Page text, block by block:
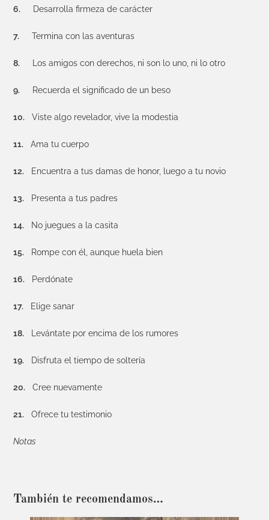
6. Desarrolla firmeza de carácter
7.Termina con las aventuras
8. Los amigos con derechos, ni son lo uno, ni lo otro
9. Recuerda el significado de un beso
10.Viste algo revelador, vive la modestia
11.Ama tu cuerpo
12. Encuentra a tus damas de honor, luego a tu novio
13. Presenta a tus padres
14. No juegues a la casita
15. Rompe con él, aunque huela bien
16. Perdónate
17. Elige sanar
18. Levántate por encima de los rumores
19. Disfruta el tiempo de soltería
20.Cree nuevamente
21.Ofrece tu testimonio
Notas
También te recomendamos…